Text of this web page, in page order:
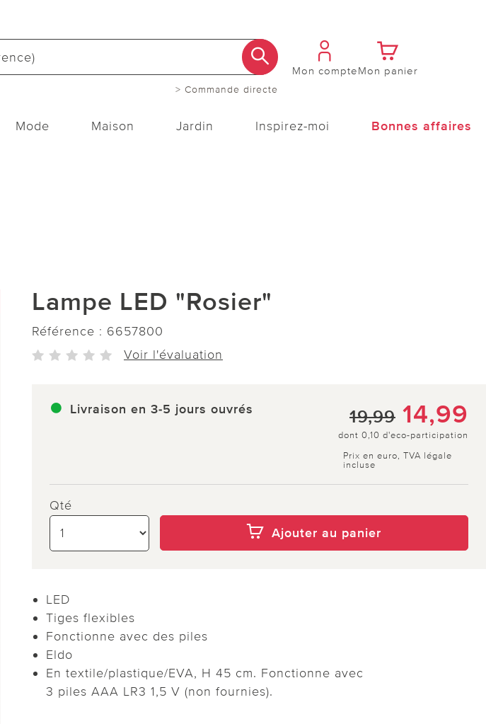
> Commande directe
Mon compteMon panier
Mode Maison Jardin Inspirez-moi Bonnes affaires
Lampe LED "Rosier"
Référence : 6657800
Voir l'évaluation
Livraison en 3-5 jours ouvrés 19,99 14,99
dont 0,10 d'eco-participation
Prix en euro, TVA légale
incluse
Qté
Ajouter au panier
LED
Tiges flexibles
Fonctionne avec des piles
Eldo
En textile/plastique/EVA, H 45 cm. Fonctionne avec
3 piles AAA LR3 1,5 V (non fournies).